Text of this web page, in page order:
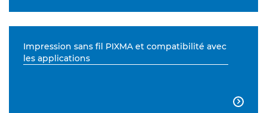
Impression sans fil PIXMA et compatibilité avec
les applications
